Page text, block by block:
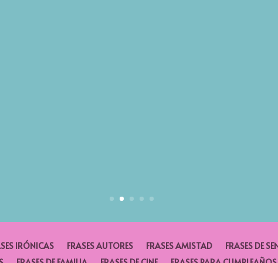
IRÓNICAS FRASES AUTORES FRASES AMISTAD FRASES DE